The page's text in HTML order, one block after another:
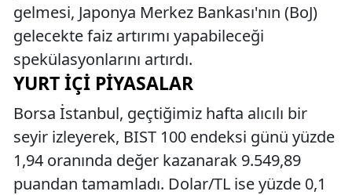
gelmesi, Japonya Merkez Bankası'nın (BoJ)
gelecekte faiz artırımı yapabileceği
spekülasyonlarını artırdı.
YURT İÇI PIYASALAR
Borsa İstanbul, geçtiğimiz hafta alıcılı bir
seyir izleyerek, BIST 100 endeksi günü yüzde
1,94 oranında değer kazanarak 9.549,89
puandan tamamladı. Dolar/TL ise yüzde 0,1